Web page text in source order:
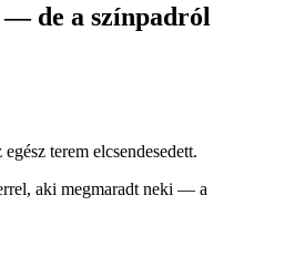
— de a színpadról
terem elcsendesedett.
aki megmaradt neki — a